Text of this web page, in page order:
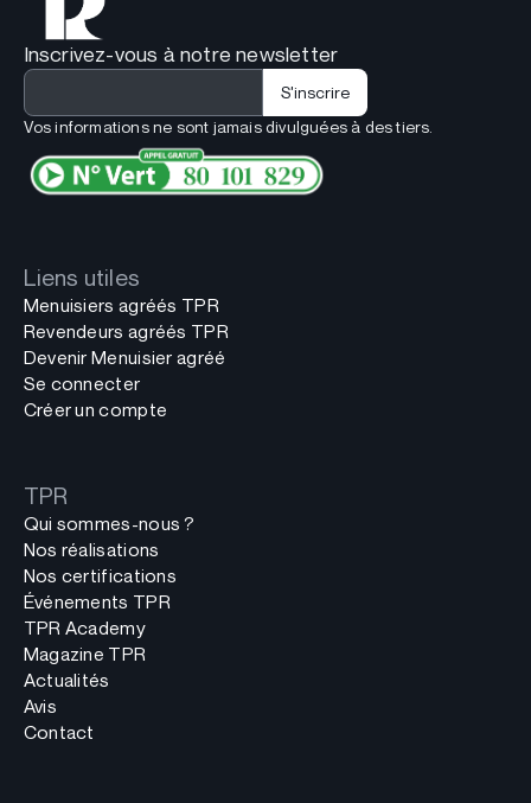
Inscrivez-vous à notre newsletter
Vos informations ne sont jamais divulguées à des tiers.
Liens utiles
Menuisiers agréés TPR
Revendeurs agréés TPR
Devenir Menuisier agréé
Se connecter
Créer un compte
TPR
Qui sommes-nous ?
Nos réalisations
Nos certifications
Événements TPR
TPR Academy
Magazine TPR
Actualités
Avis
Contact